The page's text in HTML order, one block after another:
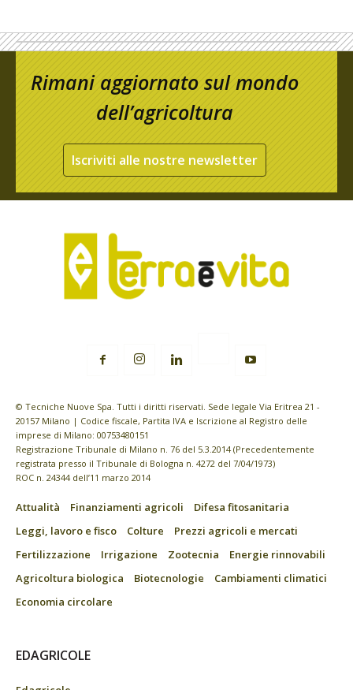
Rimani aggiornato sul mondo
dell’agricoltura
Iscriviti alle nostre newsletter
© Tecniche Nuove Spa. Tutti i diritti riservati. Sede legale Via Eritrea 21 -
20157 Milano | Codice fiscale, Partita IVA e Iscrizione al Registro delle
imprese di Milano: 00753480151
Registrazione Tribunale di Milano n. 76 del 5.3.2014 (Precedentemente
registrata presso il Tribunale di Bologna n. 4272 del 7/04/1973)
ROC n. 24344 dell’11 marzo 2014
Attualità Finanziamenti agricoli
Difesa fitosanitaria
Leggi, lavoro e fisco
Colture
Prezzi agricoli e mercati
Fertilizzazione
Irrigazione Zootecnia
Energie rinnovabili
Agricoltura biologica
Biotecnologie
Cambiamenti climatici
Economia circolare
EDAGRICOLE